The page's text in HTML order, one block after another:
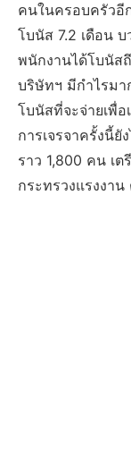
คนในครอบครัวอี
โบนัส 7.2 เดือน
พนักงานได้โบนัส
บริษัทฯ มีกำไรมา
โบนัสที่จะจ่ายเพื่
การเจรจาครั้งนี้
ราว 1,800 คน เต
กระทรวงแรงงาน